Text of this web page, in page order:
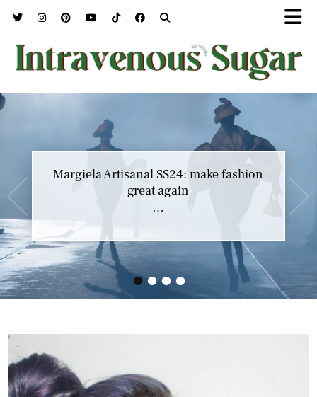
••••
Margiela Artisanal SS24: make fashion
great again
…